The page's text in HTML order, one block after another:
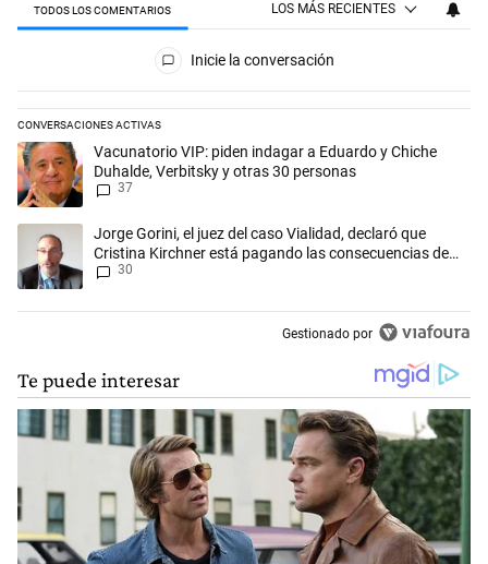
TODOS LOS COMENTARIOS LOS MÁS RECIENTES
Todos los comentarios
Inicie la conversación
CONVERSACIONES ACTIVAS
Este listado muestra los artículos con más comentarios en los
Un artículo de tendencia con el título "Vacunatorio VIP: piden
Vacunatorio VIP: piden indagar a Eduardo y Chiche
Duhalde, Verbitsky y otras 30 personas
37
Un artículo de tendencia con el título "Jorge Gorini, el juez del caso
Jorge Gorini, el juez del caso Vialidad, declaró que
Cristina Kirchner está pagando las consecuencias de
cometer "un delito comprobado"
30
Gestionado por